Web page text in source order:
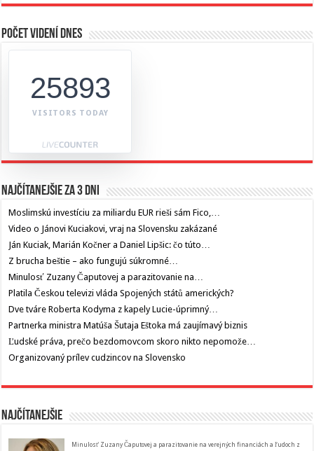
Počet videní dnes
25893
VISITORS TODAY
Najčítanejšie za 3 dni
Moslimskú investíciu za miliardu EUR rieši sám Fico,…
Video o Jánovi Kuciakovi, vraj na Slovensku zakázané
Ján Kuciak, Marián Kočner a Daniel Lipšic: čo túto…
Z brucha beštie – ako fungujú súkromné…
Minulosť Zuzany Čaputovej a parazitovanie na…
Platila Českou televizi vláda Spojených států amerických?
Dve tváre Roberta Kodyma z kapely Lucie-úprimný…
Partnerka ministra Matúša Šutaja Eštoka má zaujímavý biznis
Ľudské práva, prečo bezdomovcom skoro nikto nepomože…
Organizovaný prílev cudzincov na Slovensko
Najčítanejšie
Minulosť Zuzany Čaputovej a parazitovanie na verejných financiách a ľudoch z